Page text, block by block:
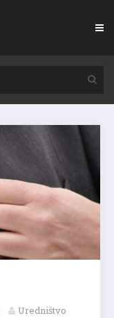
Uredništvo